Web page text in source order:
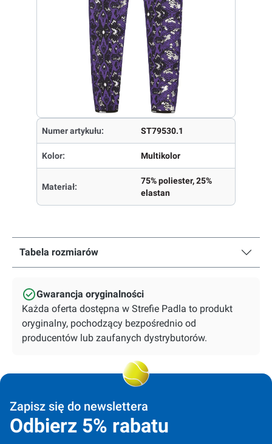
Numer artykułu: ST79530.1
Kolor: Multikolor
Materiał:
75% poliester, 25%
elastan
Tabela rozmiarów
Gwarancja oryginalności
Każda oferta dostępna w Strefie Padla to produkt
oryginalny, pochodzący bezpośrednio od
producentów lub zaufanych dystrybutorów.
Zapisz się do newslettera
Odbierz 5% rabatu